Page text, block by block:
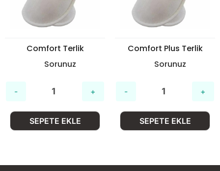
Comfort Terlik
Sorunuz
SEPETE EKLE
Comfort Plus Terlik
Sorunuz
SEPETE EKLE